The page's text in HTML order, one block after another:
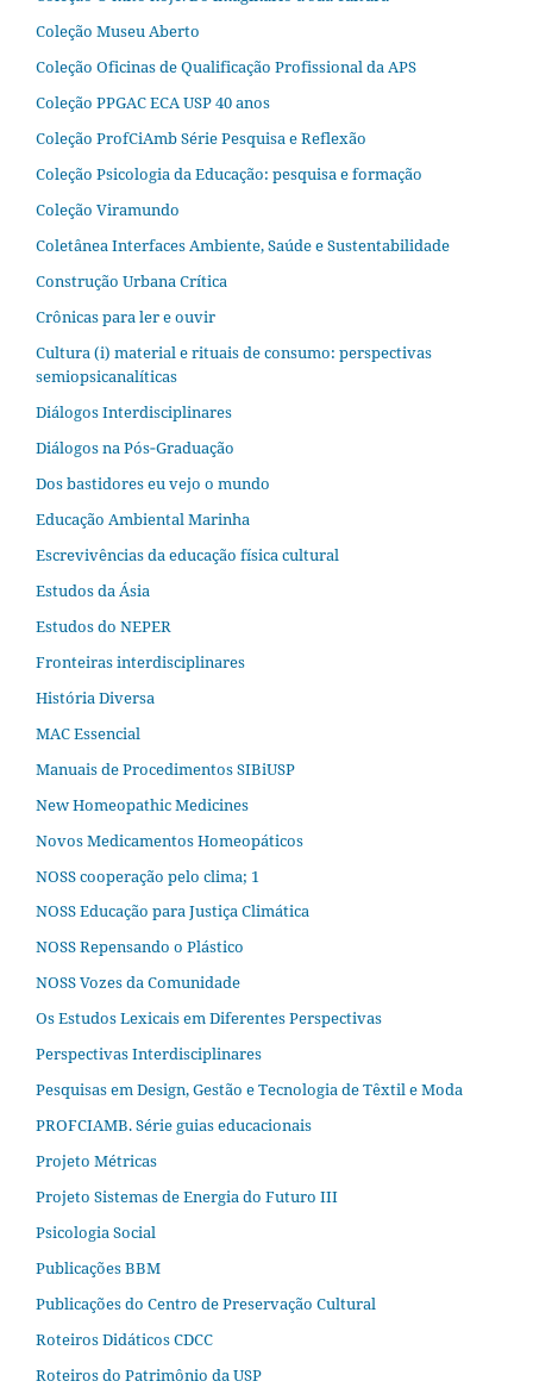
Coleção Museu Aberto
Coleção Oficinas de Qualificação Profissional da APS
Coleção PPGAC ECA USP 40 anos
Coleção ProfCiAmb Série Pesquisa e Reflexão
Coleção Psicologia da Educação: pesquisa e formação
Coleção Viramundo
Coletânea Interfaces Ambiente, Saúde e Sustentabilidade
Construção Urbana Crítica
Crônicas para ler e ouvir
Cultura (i) material e rituais de consumo: perspectivas
semiopsicanalíticas
Diálogos Interdisciplinares
Diálogos na Pós‐Graduação
Dos bastidores eu vejo o mundo
Educação Ambiental Marinha
Escrevivências da educação física cultural
Estudos da Ásia​
Estudos do NEPER
Fronteiras interdisciplinares
História Diversa
MAC Essencial
Manuais de Procedimentos SIBiUSP
New Homeopathic Medicines
Novos Medicamentos Homeopáticos
NOSS cooperação pelo clima; 1
NOSS Educação para Justiça Climática
NOSS Repensando o Plástico
NOSS Vozes da Comunidade
Os Estudos Lexicais em Diferentes Perspectivas
Perspectivas Interdisciplinares
Pesquisas em Design, Gestão e Tecnologia de Têxtil e Moda
PROFCIAMB. Série guias educacionais
Projeto Métricas
Projeto Sistemas de Energia do Futuro III
Psicologia Social
Publicações BBM
Publicações do Centro de Preservação Cultural
Roteiros Didáticos CDCC
Roteiros do Patrimônio da USP